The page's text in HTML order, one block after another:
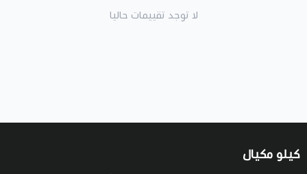
لا توجد تقييمات حاليا
كيلو مكيال